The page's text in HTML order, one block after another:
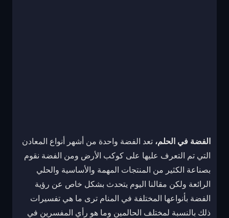
الفضة في الحلم، تعد الفضة واحدة من أشهر أنواع المعادن
التي تم التعرف عليها على كوكب الأرض ومن الفضة نقوم
بصناعة الكثير من المنتجات المهمة والأساسية والحلي
الرائعة ولكن مقالنا اليوم يتحدث بشكل خاص عن رؤية
الفضة بأنواعها المختلفة في المنام ترى ما هي تفسيرات
ذلك بالنسبة لمختلف الحالمين وما هو رأي المفسرين في